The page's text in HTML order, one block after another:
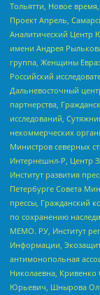
Тольятти, Новое
Проект Апрель,
Аналитический Центр
имени Андрея
группа, Женщины
Российский
Дальневосточный
партнерства,
исследований,
некоммерческих
Министров северных
Интернешнл-Р, Центр
Институт развития
Петербурге Совета
прессы, Гражданский
по сохранению
МЕМО. РУ, Институт
Информации,
антимонопольная
Николаевна,
Юрьевич, Шнырова